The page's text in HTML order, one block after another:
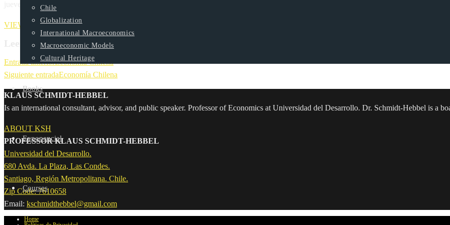
Chile
Globalization
International Macroeconomics
Macroeconomic Models
Cultural Heritage
Books
Exponencial
Courses
jueves en la primera Conferencia Anual de la Universidad del Desarrollo, cuya temática a tratar es la llamada “Teoría del Todo”.
VIEW / DOWNLOAD
Leer más artículos
Entrada anteriorEconomía Chilena
Siguiente entradaEconomía Chilena
KLAUS SCHMIDT-HEBBEL
Is an international consultant, advisor, and public speaker. Professor of Economics at Universidad del Desarrollo. Dr. Schmidt-Hebbel is a
ABOUT KSH
PROFESSOR KLAUS SCHMIDT-HEBBEL
Universidad del Desarrollo.
680 Avda. La Plaza, Las Condes.
Santiago, Región Metropolitana. Chile.
Zip Code: 7610658
Email: kschmidthebbel@gmail.com
Home